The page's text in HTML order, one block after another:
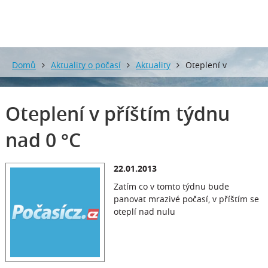
Domů Aktuality o počasí Aktuality Oteplení v
příštím týdnu nad 0 °C
Oteplení v příštím týdnu
nad 0 °C
22.01.2013
Zatím co v tomto týdnu bude
panovat mrazivé počasí, v příštím se
oteplí nad nulu